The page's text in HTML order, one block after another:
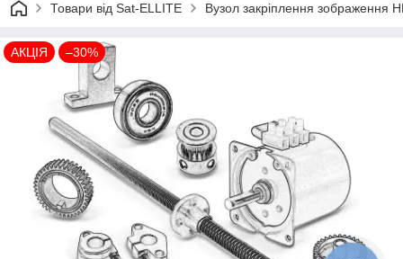
Товари від Sat-ELLITE Вузол закріплення зображення
АКЦІЯ –30%